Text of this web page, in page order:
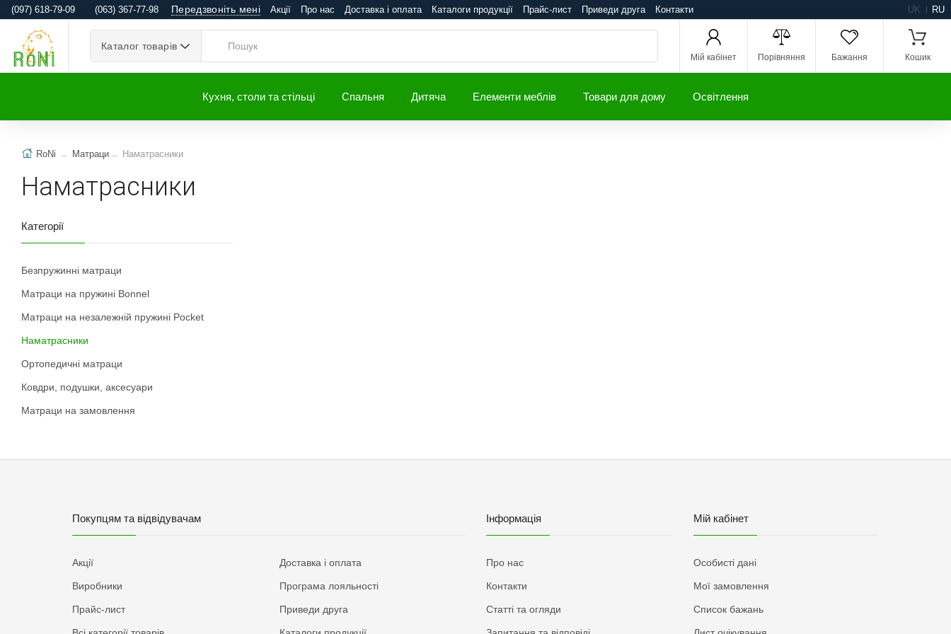
(097) 618-79-09 (063) 367-77-98 Передзвоніть мені Акції Про нас Доставка і оплата Каталоги продукції Прайс-лист Приведи друга Контакти UK RU
Каталог товарів
Мій кабінет Порівняння Бажання Кошик
Кухня, столи та стільці Спальня Дитяча Елементи меблів Товари для дому Освітлення
RoNi Матраци Наматрасники
Наматрасники
Категорії
Безпружинні матраци
Матраци на пружині Bonnel
Матраци на незалежній пружині Pocket
Наматрасники
Ортопедичні матраци
Ковдри, подушки, аксесуари
Матраци на замовлення
Покупцям та відвідувачам
Акції
Виробники
Прайс-лист
Доставка і оплата
Програма лояльності
Приведи друга
Інформація
Про нас
Контакти
Статті та огляди
Мій кабінет
Особисті дані
Мої замовлення
Список бажань